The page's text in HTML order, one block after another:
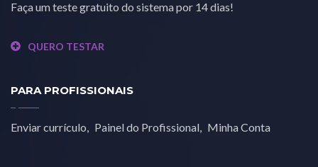
Faça um teste gratuito do sistema por 14 dias!
QUERO TESTAR
PARA PROFISSIONAIS
Enviar currículo Painel do Profissional Minha Conta